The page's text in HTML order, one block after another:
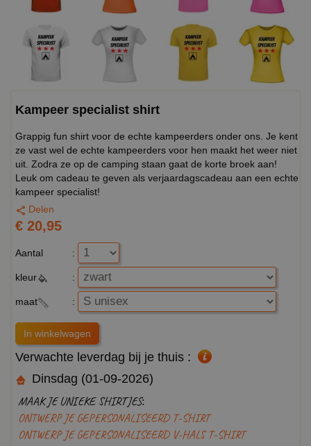
Kampeer specialist shirt
Grappig fun shirt voor de echte kampeerders onder ons. Je kent
ze vast wel de echte kampeerders voor hen maakt het weer niet
uit. Zodra ze op de camping staan gaat de korte broek aan!
Leuk om cadeau te geven als verjaardagscadeau aan een echte
kampeer specialist!
Delen
€ 20,95
Aantal :
kleur :
maat :
Verwachte leverdag bij je thuis :
Dinsdag (01-09-2026)
MAAK JE UNIEKE SHIRTJES:
ONTWERP JE GEPERSONALISEERD T-SHIRT
ONTWERP JE GEPERSONALISEERD V-HALS T-SHIRT